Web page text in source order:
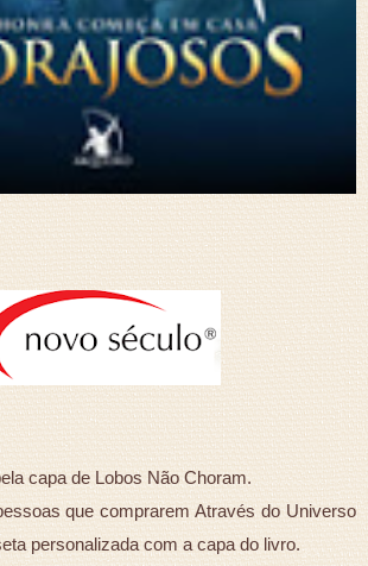
capa de Lobos Não Choram.
que comprarem Através do Universo
personalizada com a capa do livro.